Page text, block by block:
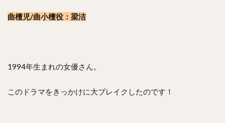
曲檀児/曲小檀役：梁洁
1994年生まれの女優さん。
このドラマをきっかけに大ブレイクしたのです！